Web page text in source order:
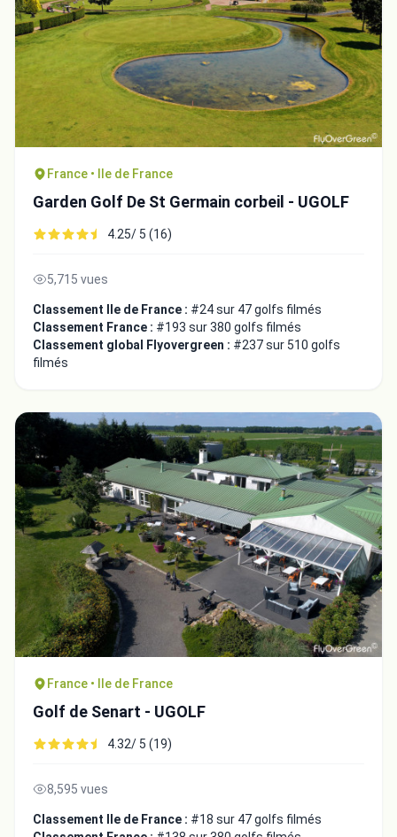
France • Ile de France
Garden Golf De St Germain corbeil - UGOLF
4.25/ 5 (16)
5,715 vues
Classement Ile de France : #24 sur 47 golfs filmés
Classement France : #193 sur 380 golfs filmés
Classement global Flyovergreen : #237 sur 510 golfs
filmés
France • Ile de France
Golf de Senart - UGOLF
4.32/ 5 (19)
8,595 vues
Classement Ile de France : #18 sur 47 golfs filmés